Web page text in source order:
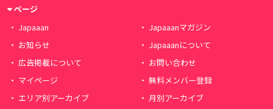
ページ
Japaaan
Japaaanマガジン
お知らせ
Japaaanについて
広告掲載について
お問い合わせ
マイページ
無料メンバー登録
エリア別アーカイブ
月別アーカイブ